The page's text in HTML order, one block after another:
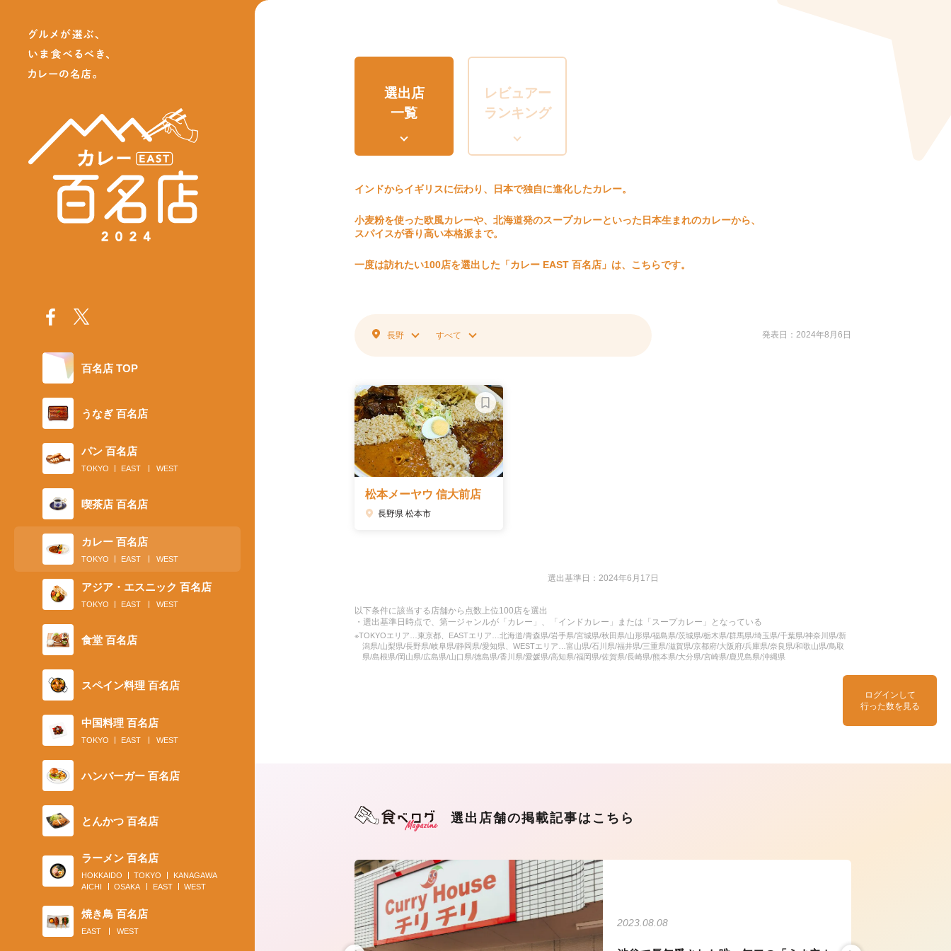
百名店 TOP
うなぎ 百名店
パン 百名店
TOKYO EAST WEST
喫茶店 百名店
カレー 百名店
TOKYO EAST WEST
アジア・エスニック 百名店
TOKYO EAST WEST
食堂 百名店
スペイン料理 百名店
中国料理 百名店
TOKYO EAST WEST
ハンバーガー 百名店
とんかつ 百名店
ラーメン 百名店
HOKKAIDO TOKYO
KANAGAWA
AICHI
OSAKA EAST WEST
焼き鳥 百名店
EAST WEST
選出店
一覧
レビュアー
ランキング
インドからイギリスに伝わり、日本で独自に進化したカレー。
小麦粉を使った欧風カレーや、北海道発のスープカレーといった日本生まれのカレーから、
スパイスが香り高い本格派まで。
一度は訪れたい100店を選出した「カレー EAST 百名店」は、こちらです。
長野 すべて 発表日：2024年8月6日
松本メーヤウ 信大前店
長野県 松本市
選出基準日：2024年6月17日
以下条件に該当する店舗から点数上位100店を選出
・選出基準日時点で、第一ジャンルが「カレー」、「インドカレー」または「スープカレー」となっている
※TOKYOエリア…東京都、EASTエリア…北海道/青森県/岩手県/宮城県/秋田県/山形県/福島県/茨城県/栃木県/群馬県/埼玉県/千葉県/神奈川県/新
潟県/山梨県/長野県/岐阜県/静岡県/愛知県、WESTエリア…富山県/石川県/福井県/三重県/滋賀県/京都府/大阪府/兵庫県/奈良県/和歌山県/鳥取
県/島根県/岡山県/広島県/山口県/徳島県/香川県/愛媛県/高知県/福岡県/佐賀県/長崎県/熊本県/大分県/宮崎県/鹿児島県/沖縄県
ログインして
行った数を見る
選出店舗の掲載記事はこちら
2021.10.01 2023.08.08